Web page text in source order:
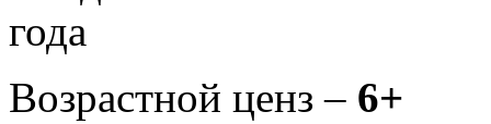
года
Возрастной ценз – 6+